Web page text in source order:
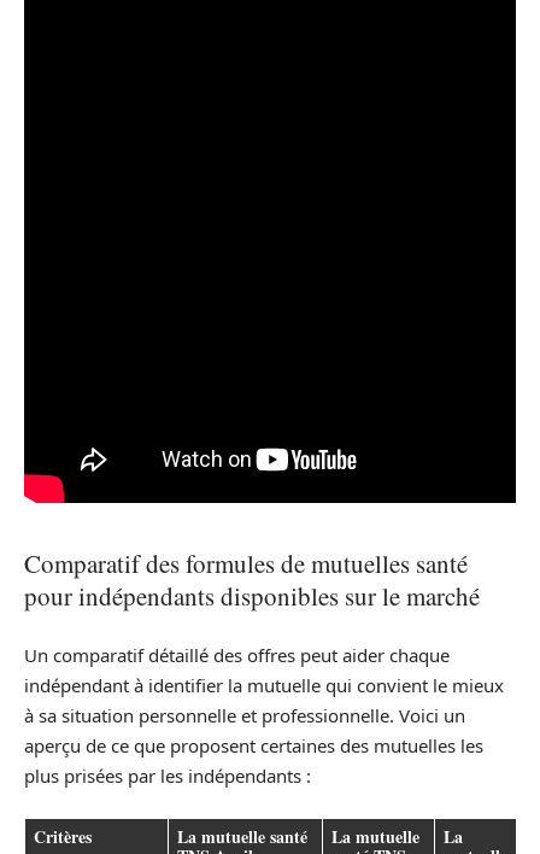
Comparatif des formules de mutuelles santé
pour indépendants disponibles sur le marché
Un comparatif détaillé des offres peut aider chaque
indépendant à identifier la mutuelle qui convient le mieux
à sa situation personnelle et professionnelle. Voici un
aperçu de ce que proposent certaines des mutuelles les
plus prisées par les indépendants :
Critères La mutuelle santé La mutuelle La